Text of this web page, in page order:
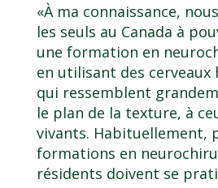
«À ma connaissance,
les seuls au Canada à
une formation en
en utilisant des cerveaux
qui ressemblent
le plan de la texture, à
vivants. Habituellement,
formations en
résidents doivent se